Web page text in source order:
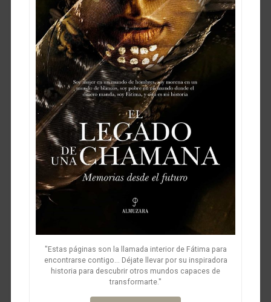
"Estas páginas son la llamada interior de Fátima para
encontrarse contigo... Déjate llevar por su inspiradora
historia para descubrir otros mundos capaces de
transformarte."